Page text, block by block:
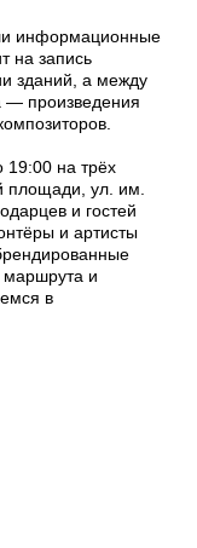
информационные
на запись
зданий, а между
— произведения
19:00 на трёх
площади, ул. им.
и гостей
и артисты
маршрута и
в